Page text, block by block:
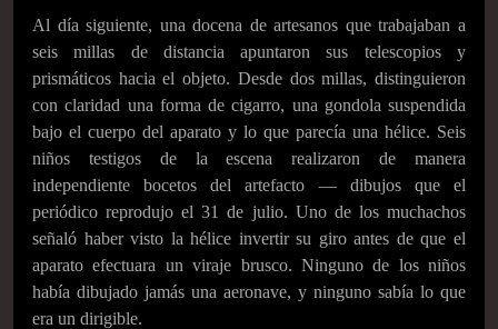
Al día siguiente, una docena de artesanos que trabajaban a
seis millas de distancia apuntaron sus telescopios y
prismáticos hacia el objeto. Desde dos millas, distinguieron
con claridad una forma de cigarro, una gondola suspendida
bajo el cuerpo del aparato y lo que parecía una hélice. Seis
niños testigos de la escena realizaron de manera
independiente bocetos del artefacto — dibujos que el
periódico reprodujo el 31 de julio. Uno de los muchachos
señaló haber visto la hélice invertir su giro antes de que el
aparato efectuara un viraje brusco. Ninguno de los niños
había dibujado jamás una aeronave, y ninguno sabía lo que
era un dirigible.